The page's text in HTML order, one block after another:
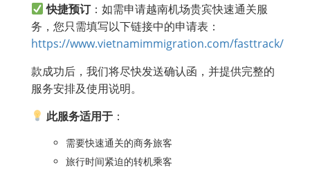
快捷预订：如需申请越南机场贵宾快速通关服
务，您只需填写以下链接中的申请表：
https://www.vietnamimmigration.com/fasttrack/
款成功后，我们将尽快发送确认函，并提供完整的
服务安排及使用说明。
此服务适用于 ：
需要快速通关的商务旅客
旅行时间紧迫的转机乘客